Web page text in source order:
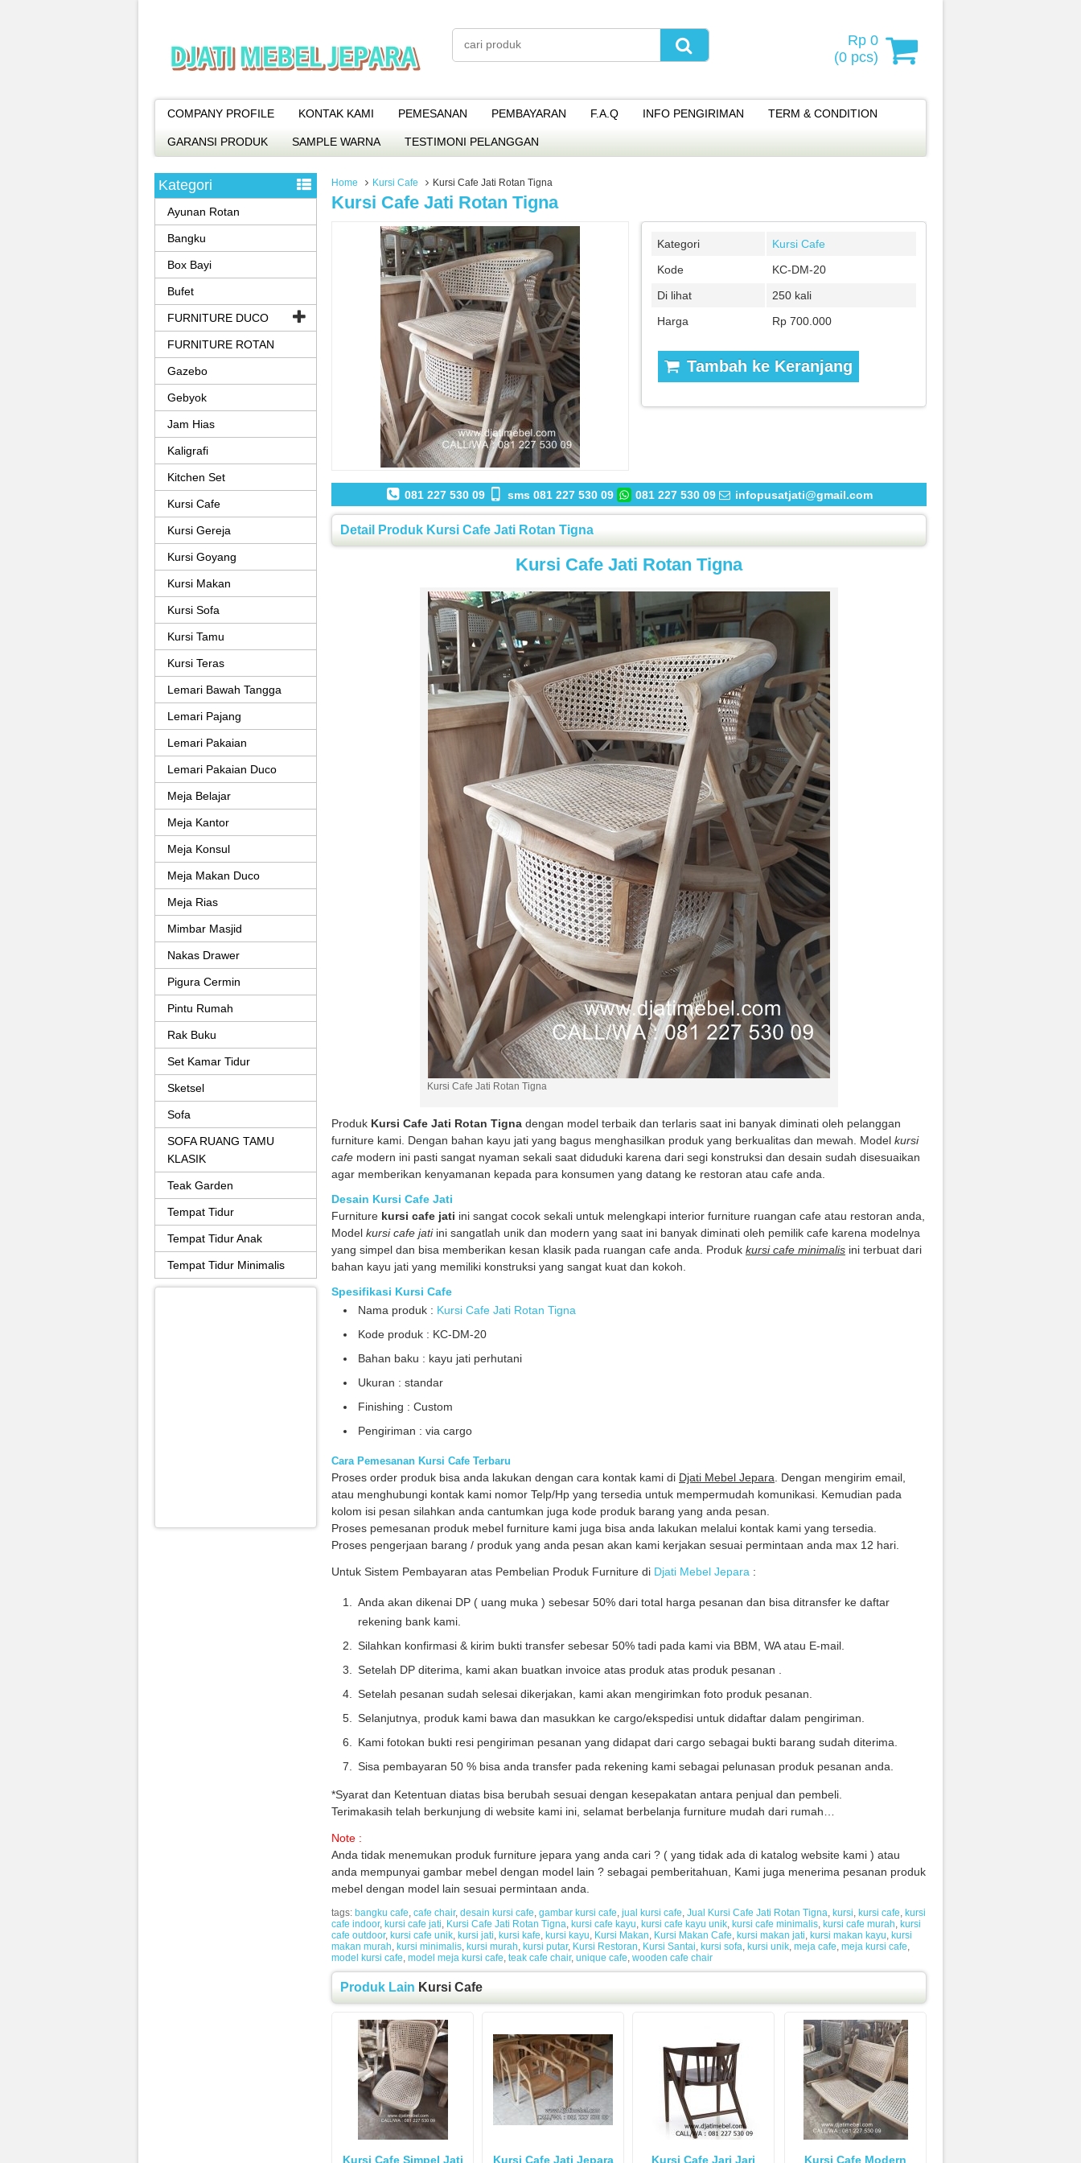
Rp 0
(0 pcs)
COMPANY PROFILE KONTAK KAMI PEMESANAN PEMBAYARAN F.A.Q INFO PENGIRIMAN TERM & CONDITION
GARANSI PRODUK SAMPLE WARNA TESTIMONI PELANGGAN
Home Kursi Cafe Kursi Cafe Jati Rotan Tigna
Kursi Cafe Jati Rotan Tigna
Kategori
Kursi Cafe
Kode
KC-DM-20
Di lihat
250 kali
Harga
Rp 700.000
Tambah ke Keranjang
081 227 530 09 sms 081 227 530 09 081 227 530 09 infopusatjati@gmail.com
Detail Produk Kursi Cafe Jati Rotan Tigna
Kursi Cafe Jati Rotan Tigna
Kursi Cafe Jati Rotan Tigna
Produk Kursi Cafe Jati Rotan Tigna dengan model terbaik dan terlaris saat ini banyak diminati oleh pelanggan
furniture kami. Dengan bahan kayu jati yang bagus menghasilkan produk yang berkualitas dan mewah. Model kursi
cafe modern ini pasti sangat nyaman sekali saat diduduki karena dari segi konstruksi dan desain sudah disesuaikan
agar memberikan kenyamanan kepada para konsumen yang datang ke restoran atau cafe anda.
Desain Kursi Cafe Jati
Furniture kursi cafe jati ini sangat cocok sekali untuk melengkapi interior furniture ruangan cafe atau restoran anda,
Model kursi cafe jatiini sangatlah unik dan modern yang saat ini banyak diminati oleh pemilik cafe karena modelnya
yang simpel dan bisa memberikan kesan klasik pada ruangan cafe anda. Produk kursi cafe minimalis ini terbuat dari
bahan kayu jati yang memiliki konstruksi yang sangat kuat dan kokoh.
Spesifikasi Kursi Cafe
Nama produk : Kursi Cafe Jati Rotan Tigna
Kode produk : KC-DM-20
Bahan baku : kayu jati perhutani
Ukuran : standar
Finishing : Custom
Pengiriman : via cargo
Cara Pemesanan Kursi Cafe Terbaru
Proses order produk bisa anda lakukan dengan cara kontak kami di Djati Mebel Jepara . Dengan mengirim email,
atau menghubungi kontak kami nomor Telp/Hp yang tersedia untuk mempermudah komunikasi. Kemudian pada
kolom isi pesan silahkan anda cantumkan juga kode produk barang yang anda pesan.
Proses pemesanan produk mebel furniture kami juga bisa anda lakukan melalui kontak kami yang tersedia.
Proses pengerjaan barang / produk yang anda pesan akan kami kerjakan sesuai permintaan anda max 12 hari.
Untuk Sistem Pembayaran atas Pembelian Produk Furniture di Djati Mebel Jepara :
Anda akan dikenai DP ( uang muka ) sebesar 50% dari total harga pesanan dan bisa ditransfer ke daftar
rekening bank kami.
Silahkan konfirmasi & kirim bukti transfer sebesar 50% tadi pada kami via BBM, WA atau E-mail.
Setelah DP diterima, kami akan buatkan invoice atas produk atas produk pesanan .
Setelah pesanan sudah selesai dikerjakan, kami akan mengirimkan foto produk pesanan.
Selanjutnya, produk kami bawa dan masukkan ke cargo/ekspedisi untuk didaftar dalam pengiriman.
Kami fotokan bukti resi pengiriman pesanan yang didapat dari cargo sebagai bukti barang sudah diterima.
Sisa pembayaran 50 % bisa anda transfer pada rekening kami sebagai pelunasan produk pesanan anda.
*Syarat dan Ketentuan diatas bisa berubah sesuai dengan kesepakatan antara penjual dan pembeli.
Terimakasih telah berkunjung di website kami ini, selamat berbelanja furniture mudah dari rumah…
Note :
Anda tidak menemukan produk furniture jepara yang anda cari ? ( yang tidak ada di katalog website kami ) atau
anda mempunyai gambar mebel dengan model lain ? sebagai pemberitahuan, Kami juga menerima pesanan produk
mebel dengan model lain sesuai permintaan anda.
tags: bangku cafe, cafe chair, desain kursi cafe, gambar kursi cafe, jual kursi cafe, Jual Kursi Cafe Jati Rotan Tigna, kursi, kursi cafe, kursi
cafe indoor, kursi cafe jati, Kursi Cafe Jati Rotan Tigna, kursi cafe kayu, kursi cafe kayu unik, kursi cafe minimalis, kursi cafe murah, kursi
cafe outdoor, kursi cafe unik, kursi jati, kursi kafe, kursi kayu, Kursi Makan, Kursi Makan Cafe, kursi makan jati, kursi makan kayu, kursi
makan murah, kursi minimalis, kursi murah, kursi putar, Kursi Restoran, Kursi Santai, kursi sofa, kursi unik, meja cafe, meja kursi cafe,
model kursi cafe, model meja kursi cafe, teak cafe chair, unique cafe, wooden cafe chair
Produk Lain Kursi Cafe
Kursi Cafe Simpel Jati Kursi Cafe Jati Jepara Kursi Cafe Jari Jari Kursi Cafe Modern
Kategori
Ayunan Rotan
Bangku
Box Bayi
Bufet
FURNITURE DUCO
FURNITURE ROTAN
Gazebo
Gebyok
Jam Hias
Kaligrafi
Kitchen Set
Kursi Cafe
Kursi Gereja
Kursi Goyang
Kursi Makan
Kursi Sofa
Kursi Tamu
Kursi Teras
Lemari Bawah Tangga
Lemari Pajang
Lemari Pakaian
Lemari Pakaian Duco
Meja Belajar
Meja Kantor
Meja Konsul
Meja Makan Duco
Meja Rias
Mimbar Masjid
Nakas Drawer
Pigura Cermin
Pintu Rumah
Rak Buku
Set Kamar Tidur
Sketsel
Sofa
SOFA RUANG TAMU
KLASIK
Teak Garden
Tempat Tidur
Tempat Tidur Anak
Tempat Tidur Minimalis